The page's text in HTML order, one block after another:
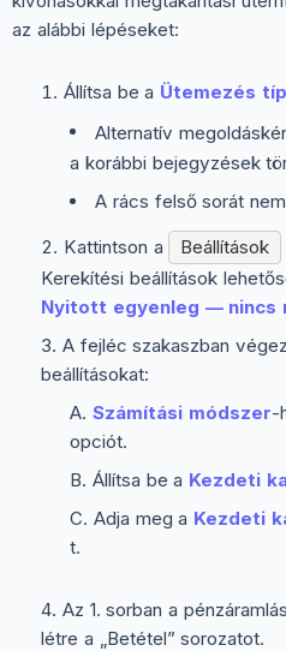
az alábbi lépéseket:
Állítsa be a Ütemezés
Alternatív
a korábbi bejegyzések
A rács felső sorát
Kattintson a
Beállítások
Kerekítési beállítások
Nyitott egyenleg — nincs
A fejléc szakaszban
beállításokat:
Számítási módszer-
opciót.
Állítsa be a Kezdeti
Adja meg a Kezdeti
t.
Az 1. sorban a
létre a „Betétel” sorozatot.